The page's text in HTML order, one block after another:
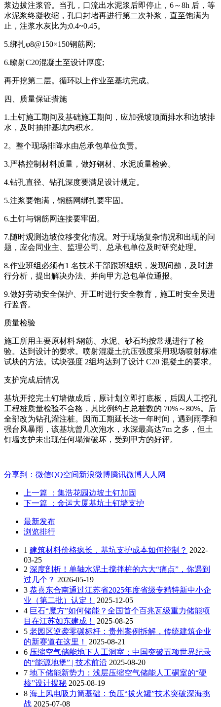
浆边拔注浆管。当孔，口流出水泥浆后即停止，6～8h 后，等
水泥浆终凝收缩，孔口封堵再进行第二次补浆，直至饱满为
止，注浆水灰比为;0.4~0.45。
5.绑扎φ8@150×150钢筋网;
6.瞭射C20混凝土至设计厚度;
再开挖第二层。循环以上作业至基坑完成。
四、质量保证措施
1.土钉施工期间及基础施工期间，应加强坡顶面排水和边坡排
水，及时抽排基坑内积水。
2。整个现场排降水由总承包单位负责。
3.严格控制材料质量，做好钢材、水泥质量检验。
4.钻孔直径、钻孔深度要满足设计规定。
5.注浆要饱满，钢筋网绑扎要牢固。
6.土钉与钢筋网连接要牢固。
7.随时观测边坡位移变化情况。对于现场复杂情况和出现的问
题，应会同业主、监理公司、总承包单位及时研究处理。
8.作业班组必须有1 名技术干部跟班组织，发现间题，及时进
行分析，提出解决办法、并向甲方总包单位通报。
9.做好劳动安全保护、开工时进行安全教育，施工时安全员进
行监督。
质量检验
施工所用主要原材料∶钢筋、水泥、砂石均按常规进行了检
验。达到设计的要求。喷射混凝土抗压强度采用现场喷射标准
试块的方法。试块强度 2组均达到了设计 C20 混凝土的要求。
支护完成后情况
基坑开挖完土钉墙做成后，原计划立即打底板，后因人工挖孔
工程桩质量检验不合格，其比例约占总桩数的 70%～80%。后
全部改为钻孔灌注桩。因而工期延长达一年时间，遇到雨季和
强台风暴雨，该基坑曾几次泡水，水深最高达7m 之多，但土
钉墙支护未出现任何塌滑破坏，受到甲方的好评。
分享到： 微信QQ空间新浪微博腾讯微博人人网
上一篇
：集浩花园边坡土钉加固
下一篇
：金运大厦基坑土钉墙支护
最新发布
浏览排行
1 建筑材料价格疯长，基坑支护成本如何控制？ 2022-
03-25
2 深度剖析！单轴水泥土搅拌桩的六大“痛点”，你遇到
过几个？ 2026-05-19
3 恭喜东合南通过江苏省2025年度省级专精特新中小企
业（第二批）认定！
2025-12-05
4 巨石“魔方”如何储能？全国首个百兆瓦级重力储能项
目在江苏如东建成！
2025-08-25
5 老园区逆袭零碳标杆：贵州案例拆解，传统建筑企业
的新赛道在这里！
2025-08-21
6 压缩空气储能地下人工洞室：中国突破五项世界纪录
的“能源地堡” | 技术前沿 2025-08-20
7 地下储能新势力：浅层压缩空气储能人工硐室的“硬
核”设计揭秘 2025-08-19
8 海上风电吸力筒基础：负压“拔火罐”技术突破深海挑
战 2025-07-08